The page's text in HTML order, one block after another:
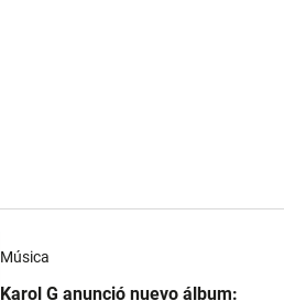
Música
Karol G anunció nuevo álbum: